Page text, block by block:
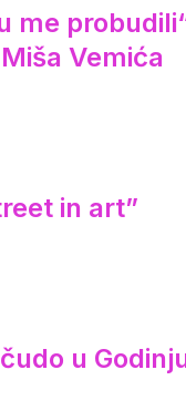
me
Vemića
in art”
u